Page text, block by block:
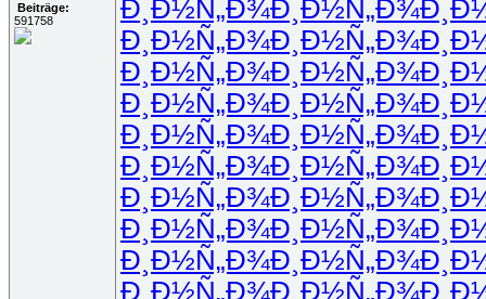
Beiträge:
591758
Ð¸Ð½Ñ„Ð¾Ð¸Ð½Ñ„Ð¾
Ð¸Ð½Ñ„Ð¾Ð¸Ð½Ñ„Ð¾
Ð¸Ð½Ñ„Ð¾Ð¸Ð½Ñ„Ð¾
Ð¸Ð½Ñ„Ð¾Ð¸Ð½Ñ„Ð¾
Ð¸Ð½Ñ„Ð¾Ð¸Ð½Ñ„Ð¾
Ð¸Ð½Ñ„Ð¾Ð¸Ð½Ñ„Ð¾
Ð¸Ð½Ñ„Ð¾Ð¸Ð½Ñ„Ð¾
Ð¸Ð½Ñ„Ð¾Ð¸Ð½Ñ„Ð¾
Ð¸Ð½Ñ„Ð¾Ð¸Ð½Ñ„Ð¾
Ð¸Ð½Ñ„Ð¾Ð¸Ð½Ñ„Ð¾